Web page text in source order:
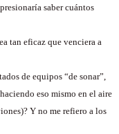
saber cuántos
tan eficaz que venciera a
de equipos “de sonar”,
eso mismo en el aire
Y no me refiero a los